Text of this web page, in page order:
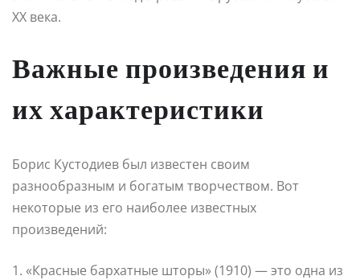
XX века.
Важные произведения и
их характеристики
Борис Кустодиев был известен своим
разнообразным и богатым творчеством. Вот
некоторые из его наиболее известных
произведений:
1. «Красные бархатные шторы» (1910) — это одна из